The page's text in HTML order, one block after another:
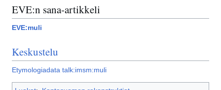
EVE:n sana-artikkeli
EVE:muli
Keskustelu
Etymologiadata talk:imsm:muli